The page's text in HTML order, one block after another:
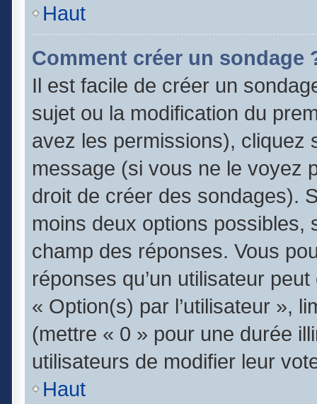
Haut
Comment créer un sondage
Il est facile de créer un
sujet ou la modification du
avez les permissions), cliquez
message (si vous ne le voyez
droit de créer des sondages).
moins deux options possibles,
champ des réponses. Vous
réponses qu’un utilisateur
« Option(s) par l’utilisateur »,
(mettre « 0 » pour une durée
utilisateurs de modifier leur
Haut